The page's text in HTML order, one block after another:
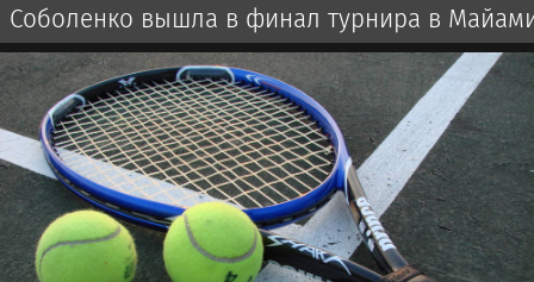
Соболенко вышла в финал турнира в